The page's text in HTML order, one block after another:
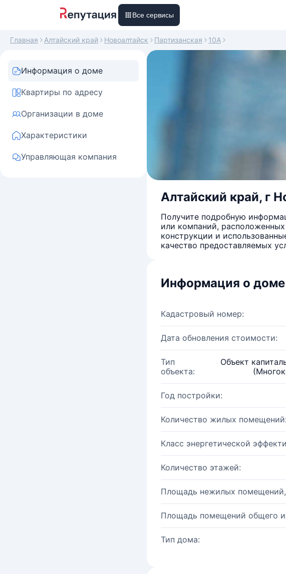
Все сервисы
Главная Алтайский край Новоалтайск Партизанская 10А
Информация о доме
Квартиры по адресу
Организации в доме
Характеристики
Управляющая компания
Алтайский край, г
Получите подробную
или компаний,
конструкции и
качество предоставляемых
Информация о доме
Кадастровый номер:
Дата обновления стоимости:
Тип
объекта:
Объект
Год постройки:
Количество жилых помещений:
Класс энергетической
Количество этажей:
Площадь нежилых
Площадь помещений общего
Тип дома: